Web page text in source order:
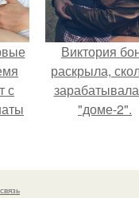
с
Виктория
раскрыла,
"доме-2".